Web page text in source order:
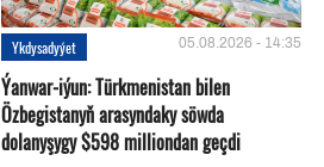
Ykdysadyýet 05.08.2026 - 14:35
Ýanwar-iýun: Türkmenistan bilen
Özbegistanyň arasyndaky söwda
dolanyşygy $598 milliondan geçdi